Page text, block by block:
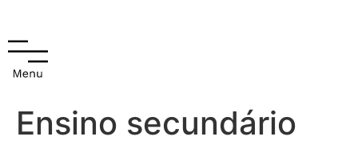
Ensino secundário